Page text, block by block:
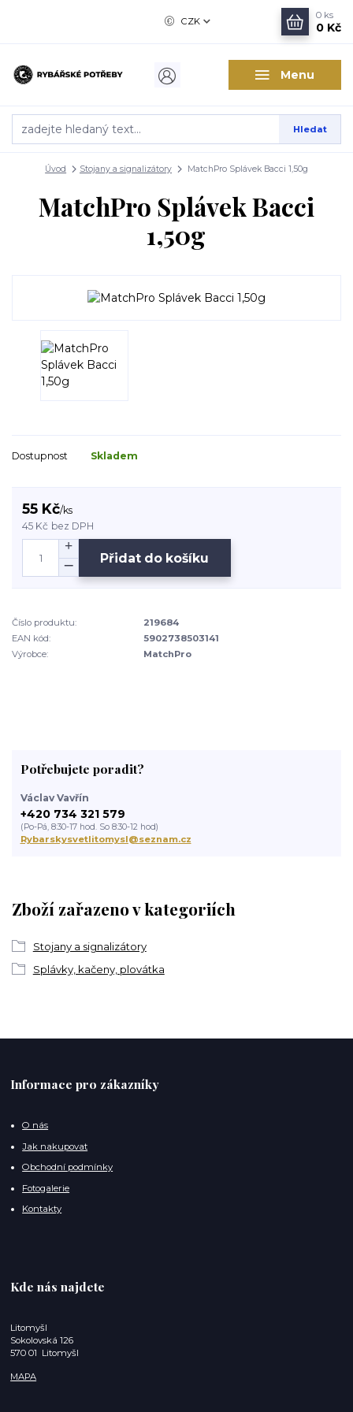
Menu
CZK
Hledat
0 ks
0 Kč
Úvod Stojany a signalizátory MatchPro Splávek Bacci 1,50g
MatchPro Splávek Bacci
1,50g
Dostupnost Skladem
55 Kč/ks
45 Kč bez DPH
Přidat do košíku
Číslo produktu:
219684
EAN kód:
5902738503141
Výrobce:
MatchPro
Zboží zařazeno v kategoriích
Stojany a signalizátory
Splávky, kačeny, plovátka
Potřebujete poradit?
Václav Vavřín
+420 734 321 579
(Po-Pá, 8:30-17 hod. So 8:30-12 hod)
Rybarskysvetlitomysl@seznam.cz
Informace pro zákazníky
O nás
Jak nakupovat
Obchodní podmínky
Fotogalerie
Kontakty
Kde nás najdete
Litomyšl
Sokolovská 126
570 01 Litomyšl
MAPA